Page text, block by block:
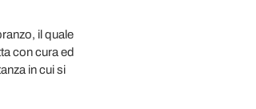
il quale
con cura ed
in cui si